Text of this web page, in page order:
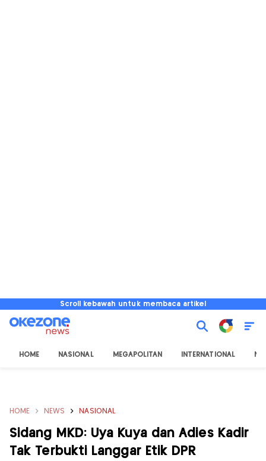
Scroll kebawah untuk membaca artikel
HOME NASIONAL MEGAPOLITAN INTERNATIONAL
HOME NEWS NASIONAL
Sidang MKD: Uya Kuya dan Adies Kadir
Tak Terbukti Langgar Etik DPR